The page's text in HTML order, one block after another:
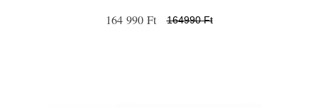
164 990 Ft 164990 Ft